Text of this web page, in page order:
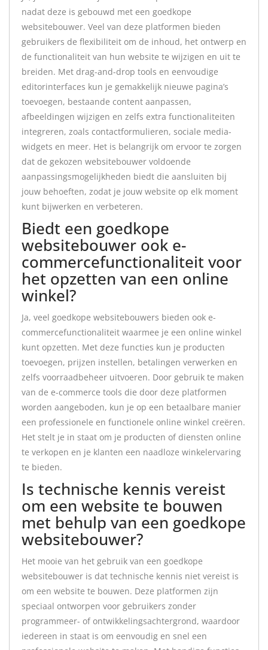
nadat deze is gebouwd met een goedkope
websitebouwer. Veel van deze platformen bieden
gebruikers de flexibiliteit om de inhoud, het ontwerp en
de functionaliteit van hun website te wijzigen en uit te
breiden. Met drag-and-drop tools en eenvoudige
editorinterfaces kun je gemakkelijk nieuwe pagina’s
toevoegen, bestaande content aanpassen,
afbeeldingen wijzigen en zelfs extra functionaliteiten
integreren, zoals contactformulieren, sociale media-
widgets en meer. Het is belangrijk om ervoor te zorgen
dat de gekozen websitebouwer voldoende
aanpassingsmogelijkheden biedt die aansluiten bij
jouw behoeften, zodat je jouw website op elk moment
kunt bijwerken en verbeteren.
Biedt een goedkope
websitebouwer ook e-
commercefunctionaliteit voor
het opzetten van een online
winkel?
Ja, veel goedkope websitebouwers bieden ook e-
commercefunctionaliteit waarmee je een online winkel
kunt opzetten. Met deze functies kun je producten
toevoegen, prijzen instellen, betalingen verwerken en
zelfs voorraadbeheer uitvoeren. Door gebruik te maken
van de e-commerce tools die door deze platformen
worden aangeboden, kun je op een betaalbare manier
een professionele en functionele online winkel creëren.
Het stelt je in staat om je producten of diensten online
te verkopen en je klanten een naadloze winkelervaring
te bieden.
Is technische kennis vereist
om een ​​website te bouwen
met behulp van een goedkope
websitebouwer?
Het mooie van het gebruik van een goedkope
websitebouwer is dat technische kennis niet vereist is
om een website te bouwen. Deze platformen zijn
speciaal ontworpen voor gebruikers zonder
programmeer- of ontwikkelingsachtergrond, waardoor
iedereen in staat is om eenvoudig en snel een